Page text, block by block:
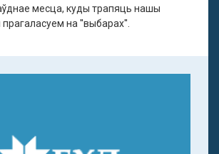
месца, куды трапяць нашы
прагаласуем на ''выбарах''.